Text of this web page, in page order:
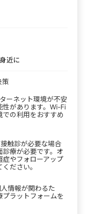
近に
策
ーネット環境が不安
性があります。Wi-Fi
の利用をおすすめ
触診が必要な場合
療が必要です。オ
症やフォローアップ
ださい。
情報が関わるた
プラットフォームを